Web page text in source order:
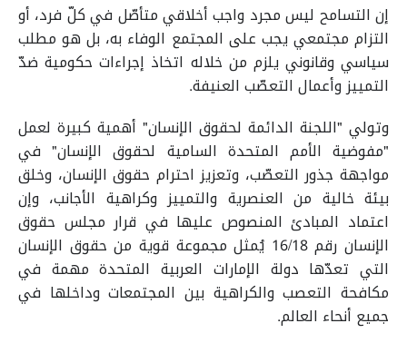
إن التسامح ليس مجرد واجب أخلاقي متأصّل في كلّ فرد، أو
التزام مجتمعي يجب على المجتمع الوفاء به، بل هو مطلب
سياسي وقانوني يلزم من خلاله اتخاذ إجراءات حكومية ضدّ
التمييز وأعمال التعصّب العنيفة.
وتولي "اللجنة الدائمة لحقوق الإنسان" أهمية كبيرة لعمل
"مفوضية الأمم المتحدة السامية لحقوق الإنسان" في
مواجهة جذور التعصّب، وتعزيز احترام حقوق الإنسان، وخلق
بيئة خالية من العنصرية والتمييز وكراهية الأجانب، وإن
اعتماد المبادئ المنصوص عليها في قرار مجلس حقوق
الإنسان رقم 16/18 يُمثل مجموعة قوية من حقوق الإنسان
التي تعدّها دولة الإمارات العربية المتحدة مهمة في
مكافحة التعصب والكراهية بين المجتمعات وداخلها في
جميع أنحاء العالم.